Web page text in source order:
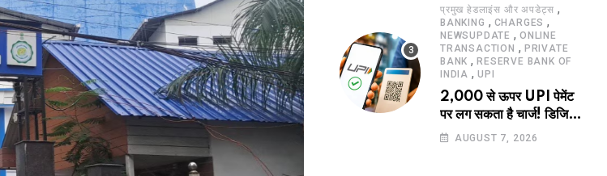
प्रमुख हेडलाइंस और अपडेट्स ,
BANKING , CHARGES ,
NEWSUPDATE , ONLINE
TRANSACTION , PRIVATE
BANK ,RESERVE BANK OF
INDIA , UPI
2,000 से ऊपर UPI पेमेंट
पर लग सकता है चार्ज! डिजिटल
पेमेंट करने वालों के लिए बड़ा
AUGUST 7, 2026